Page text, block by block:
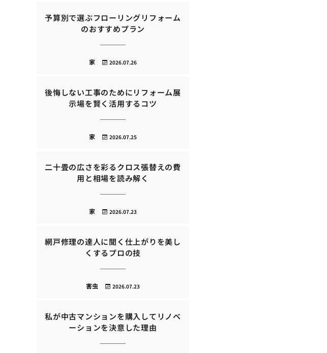
予算別で選ぶフローリングリフォーム
のおすすめプラン
2026.07.26
家
後悔しない工事のためにリフォーム展
示場を賢く活用するコツ
2026.07.25
家
二十畳の広さを彩るクロス張替えの費
用と相場を読み解く
2026.07.23
家
網戸修理の達人に聞く仕上がりを美し
くするプロの技
2026.07.23
害虫
私が中古マンションを購入してリノベ
ーションを決意した理由